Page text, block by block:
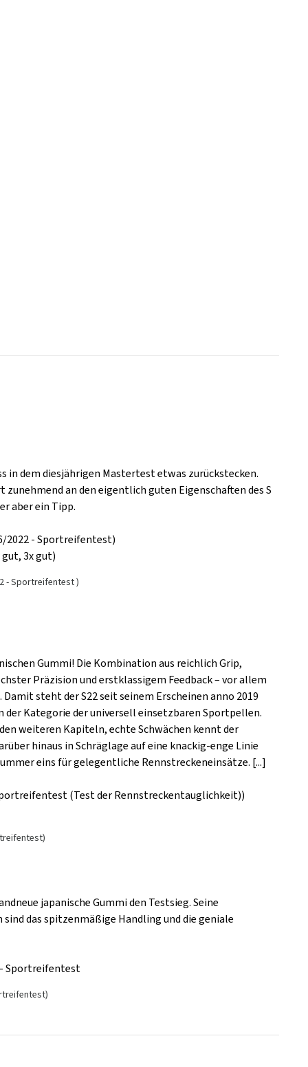
in dem diesjährigen Mastertest etwas zurückstecken.
an den eigentlich guten Eigenschaften des S
aber ein Tipp.
2022 - Sportreifentest)
3x gut)
- Sportreifentest )
Gummi! Die Kombination aus reichlich Grip,
Präzision und erstklassigem Feedback – vor allem
steht der S22 seit seinem Erscheinen anno 2019
der Kategorie der universell einsetzbaren Sportpellen.
weiteren Kapiteln, echte Schwächen kennt der
hinaus in Schräglage auf eine knackig-enge Linie
eins für gelegentliche Rennstreckeneinsätze. [...]
(Test der Rennstreckentauglichkeit))
japanische Gummi den Testsieg. Seine
das spitzenmäßige Handling und die geniale
- Sportreifentest